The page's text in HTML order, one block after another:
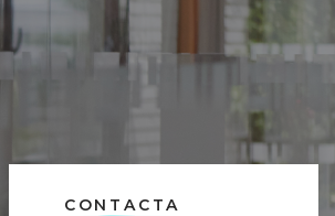
CONTACTA